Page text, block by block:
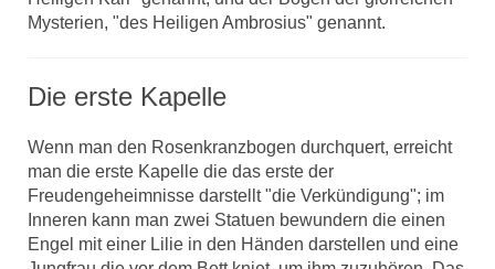
Mysterien, "des Heiligen Ambrosius" genannt.
Die erste Kapelle
Wenn man den Rosenkranzbogen durchquert, erreicht
man die erste Kapelle die das erste der
Freudengeheimnisse darstellt "die Verkündigung"; im
Inneren kann man zwei Statuen bewundern die einen
Engel mit einer Lilie in den Händen darstellen und eine